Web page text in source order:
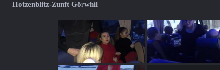
Hotzenblitz-Zunft Görwhil